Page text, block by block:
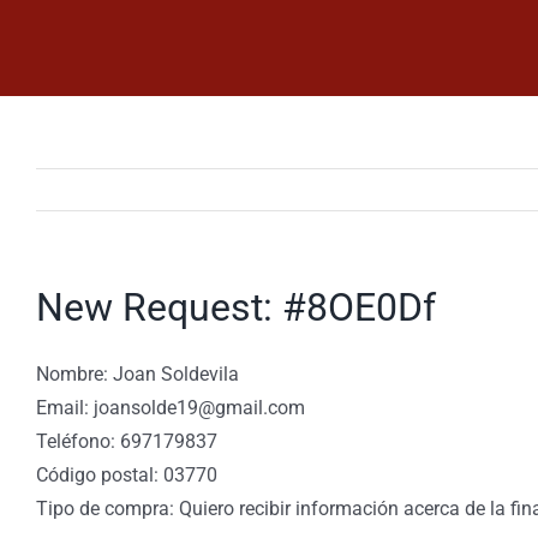
New Request: #8OE0Df
Nombre: Joan Soldevila
Email: joansolde19@gmail.com
Teléfono: 697179837
Código postal: 03770
Tipo de compra: Quiero recibir información acerca de la